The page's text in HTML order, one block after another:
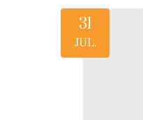
31
JUL.